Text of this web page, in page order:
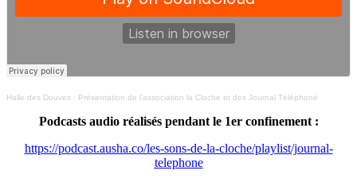
Halle des Douves · Présentation de l’association la Cloche et des Journal Téléphoné
Podcasts audio réalisés pendant le 1er confinement :
https://podcast.ausha.co/les-sons-de-la-cloche/playlist/journal-
telephone